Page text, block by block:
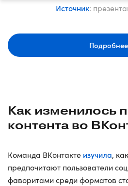
Источник:
Подробнее
Как изменилось
контента во
Команда ВКонтакте изучила,
предпочитают пользователи
фаворитами среди форматов